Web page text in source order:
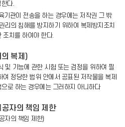
다.
기관이 전송을 하는 경우에는 저작권 그 밖
리의 침해를 방지하기 위하여 복제방지조치
조치를 하여야 한다.
복제)
및 기능에 관한 시험 또는 검정을 위하여 필
정당한 범위 안에서 공표된 저작물을 복제
로 하는 경우에는 그러하지 아니하다
자의 책임 제한
자의 책임 제한)